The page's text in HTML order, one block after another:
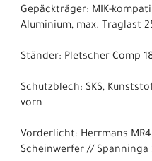
Gepäckträger: MIK-
Aluminium, max. Traglast
Ständer: Pletscher Comp
Schutzblech: SKS,
vorn
Vorderlicht: Herrmans
Scheinwerfer // Spanninga